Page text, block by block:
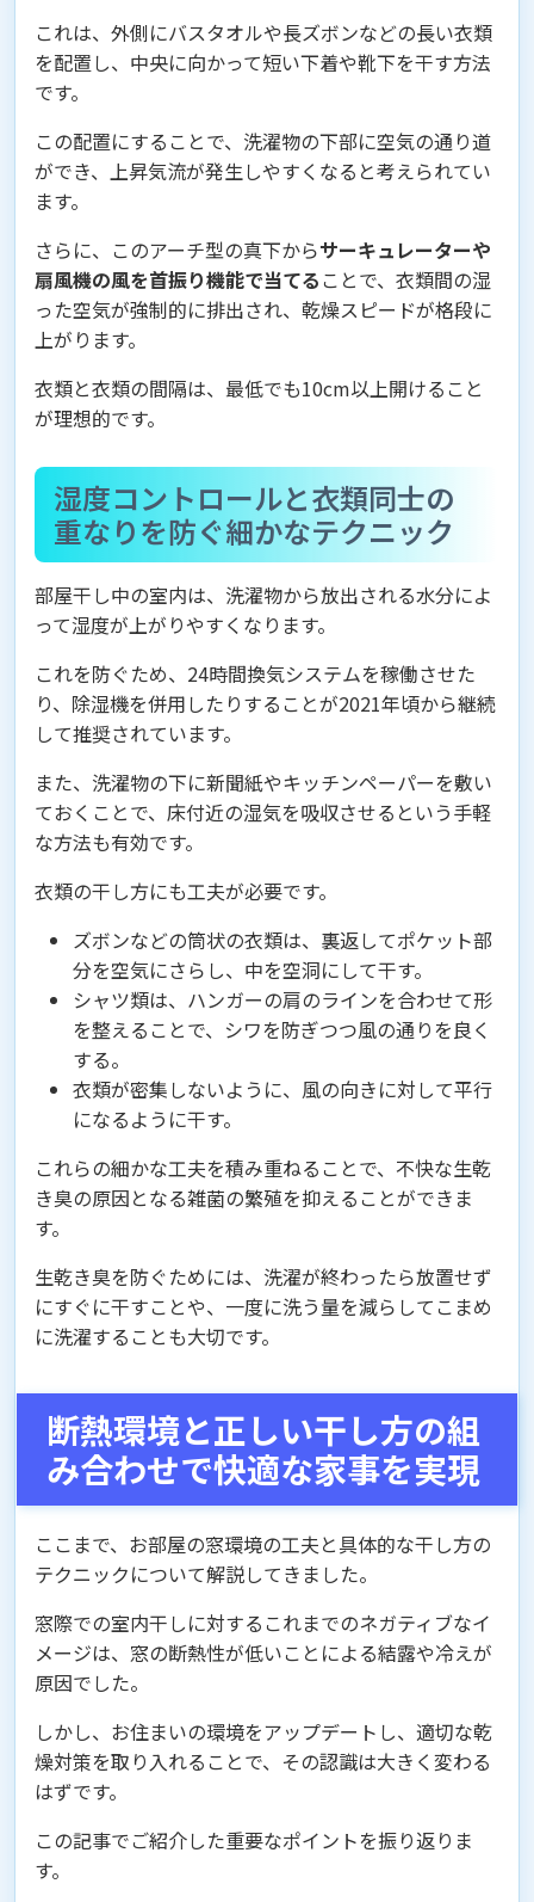
これは、外側にバスタオルや長ズボンなどの長い衣類
を配置し、中央に向かって短い下着や靴下を干す方法
です。
この配置にすることで、洗濯物の下部に空気の通り道
ができ、上昇気流が発生しやすくなると考えられてい
ます。
さらに、このアーチ型の真下からサーキュレーターや
扇風機の風を首振り機能で当てる ことで、衣類間の湿
った空気が強制的に排出され、乾燥スピードが格段に
上がります。
衣類と衣類の間隔は、最低でも10cm以上開けること
が理想的です。
湿度コントロールと衣類同士の
重なりを防ぐ細かなテクニック
部屋干し中の室内は、洗濯物から放出される水分によ
って湿度が上がりやすくなります。
これを防ぐため、24時間換気システムを稼働させた
り、除湿機を併用したりすることが2021年頃から継続
して推奨されています。
また、洗濯物の下に新聞紙やキッチンペーパーを敷い
ておくことで、床付近の湿気を吸収させるという手軽
な方法も有効です。
衣類の干し方にも工夫が必要です。
ズボンなどの筒状の衣類は、裏返してポケット部
分を空気にさらし、中を空洞にして干す。
シャツ類は、ハンガーの肩のラインを合わせて形
を整えることで、シワを防ぎつつ風の通りを良く
する。
衣類が密集しないように、風の向きに対して平行
になるように干す。
これらの細かな工夫を積み重ねることで、不快な生乾
き臭の原因となる雑菌の繁殖を抑えることができま
す。
生乾き臭を防ぐためには、洗濯が終わったら放置せず
にすぐに干すことや、一度に洗う量を減らしてこまめ
に洗濯することも大切です。
断熱環境と正しい干し方の組
み合わせで快適な家事を実現
ここまで、お部屋の窓環境の工夫と具体的な干し方の
テクニックについて解説してきました。
窓際での室内干しに対するこれまでのネガティブなイ
メージは、窓の断熱性が低いことによる結露や冷えが
原因でした。
しかし、お住まいの環境をアップデートし、適切な乾
燥対策を取り入れることで、その認識は大きく変わる
はずです。
この記事でご紹介した重要なポイントを振り返りま
す。